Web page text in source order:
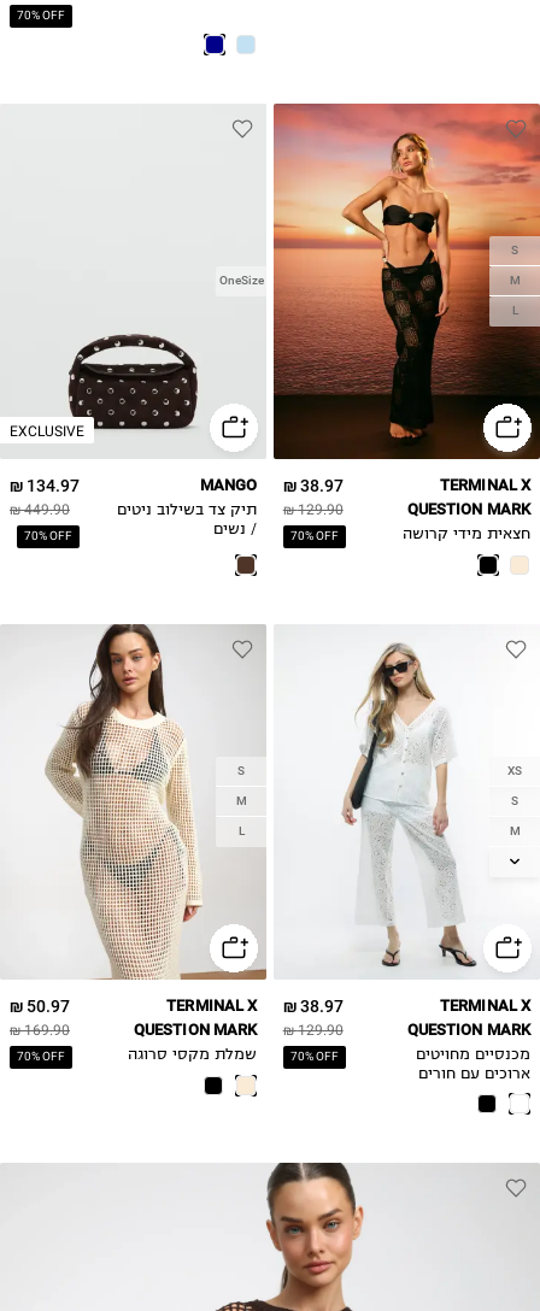
70% OFF
S
M
L
38.97 ₪
129.90 ₪
70% OFF
TERMINAL X
QUESTION MARK
חצאית מידי קרושה
EXCLUSIVE
OneSize
134.97 ₪
449.90 ₪
70% OFF
MANGO
תיק צד בשילוב ניטים
/ נשים
XS
S
M
L
38.97 ₪
129.90 ₪
70% OFF
TERMINAL X
QUESTION MARK
מכנסיים מחויטים
ארוכים עם חורים
בצורת פרחים.
S
M
L
50.97 ₪
169.90 ₪
70% OFF
TERMINAL X
QUESTION MARK
שמלת מקסי סרוגה